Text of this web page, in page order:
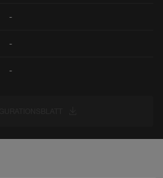
-
-
-